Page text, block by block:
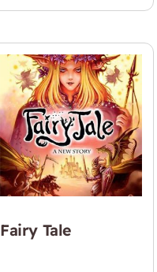
Fairy Tale